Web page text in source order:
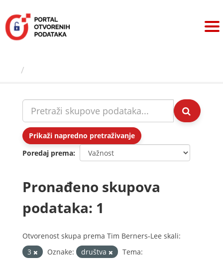
sadržaj
Prikaži napredno pretraživanje
Poredaj prema
Pronađeno skupova
podataka: 1
Otvorenost skupa prema Tim Berners-Lee skali:
3
Oznake: društva
Tema: